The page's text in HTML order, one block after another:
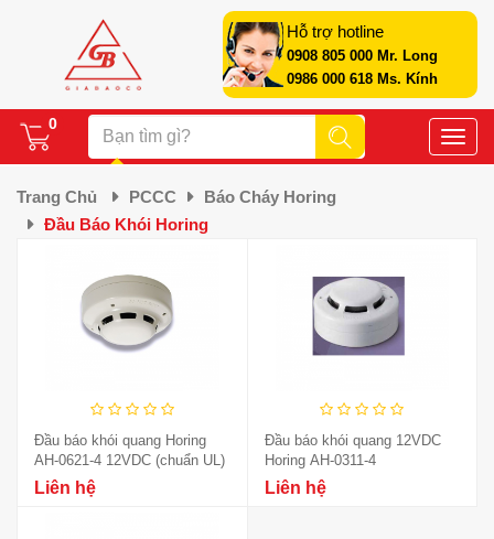
Hỗ trợ hotline
0908 805 000 Mr. Long
0986 000 618 Ms. Kính
Toggle
0
Trang Chủ PCCC
Báo Cháy Horing
Đầu Báo Khói Horing
Đầu báo khói quang Horing
AH-0621-4 12VDC (chuẩn UL)
Liên hệ
Đầu báo khói quang 12VDC
Horing AH-0311-4
Liên hệ